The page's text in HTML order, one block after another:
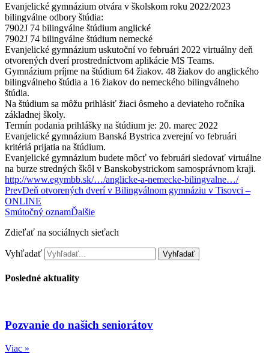
Evanjelické gymnázium otvára v školskom roku 2022/2023
bilingválne odbory štúdia:
7902J 74 bilingválne štúdium anglické
7902J 74 bilingválne štúdium nemecké
Evanjelické gymnázium uskutoční vo februári 2022 virtuálny deň
otvorených dverí prostredníctvom aplikácie MS Teams.
Gymnázium príjme na štúdium 64 žiakov. 48 žiakov do anglického
bilingválneho štúdia a 16 žiakov do nemeckého bilingválneho
štúdia.
Na štúdium sa môžu prihlásiť žiaci ôsmeho a deviateho ročníka
základnej školy.
Termín podania prihlášky na štúdium je: 20. marec 2022
Evanjelické gymnázium Banská Bystrica zverejní vo februári
kritériá prijatia na štúdium.
Evanjelické gymnázium budete môcť vo februári sledovať virtuálne
na burze stredných škôl v Banskobystrickom samosprávnom kraji.
http://www.egymbb.sk/…/anglicke-a-nemecke-bilingvalne…/
PrevDeň otvorených dverí v Bilingválnom gymnáziu v Tisovci –
ONLINE
Smútočný oznamĎalšie
Zdieľať na sociálnych sieťach
Vyhľadať Vyhľadať
Posledné aktuality
Pozvanie do našich seniorátov
Viac »